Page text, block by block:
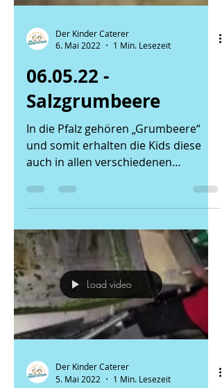
Der Kinder Caterer
6. Mai 2022
1 Min. Lesezeit
06.05.22 -
Salzgrumbeere
In die Pfalz gehören „Grumbeere“
und somit erhalten die Kids diese
auch in allen verschiedenen
Salzkartoffeln 😋
Load video
Der Kinder Caterer
5. Mai 2022
1 Min. Lesezeit